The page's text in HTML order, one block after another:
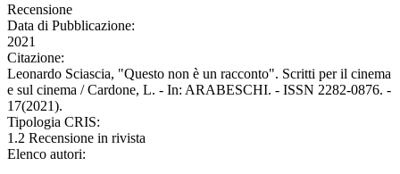
Recensione
Data di Pubblicazione:
2021
Citazione:
Leonardo Sciascia, "Questo non è un racconto". Scritti per il cinema
e sul cinema / Cardone, L. - In: ARABESCHI. - ISSN 2282-0876. -
17(2021).
Tipologia CRIS:
1.2 Recensione in rivista
Elenco autori: